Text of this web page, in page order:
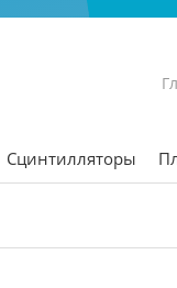
Сцинтилляторы